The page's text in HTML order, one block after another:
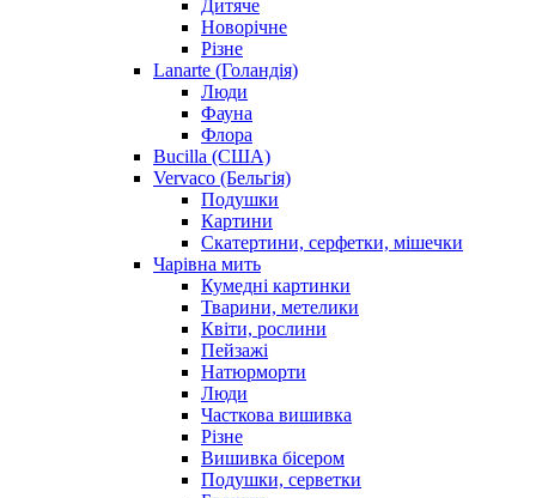
Дитяче
Новорічне
Різне
Lanarte (Голандія)
Люди
Фауна
Флора
Bucilla (США)
Vervaco (Бельгія)
Подушки
Картини
Скатертини, серфетки, мішечки
Чарiвна мить
Кумедні картинки
Тварини, метелики
Квіти, рослини
Пейзажі
Натюрморти
Люди
Часткова вишивка
Різне
Вишивка бісером
Подушки, серветки